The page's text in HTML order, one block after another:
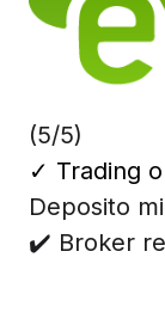
(5/5)
✓ Trading
Deposito
✔️ Broker